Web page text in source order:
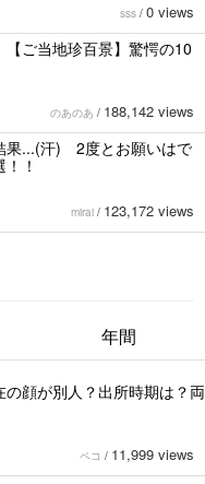
sss / 0 views
ご当地珍百景】驚愕の10
のあのあ / 188,142 views
果...(汗) 2度とお願いはで
！
mirai / 123,172 views
年間
顔が別人？出所時期は？両
ペコ / 11,999 views